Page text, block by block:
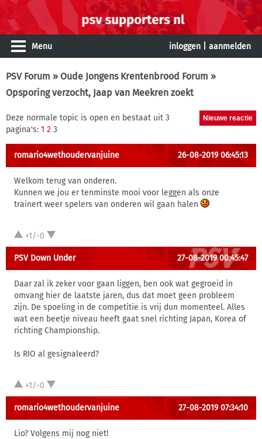
Menu inloggen aanmelden
PSV Forum » Oude Jongens Krentenbrood Forum »
Opsporing verzocht, Jaap van Meekren zoekt
Deze normale topic is open en bestaat uit 3
pagina's: 1 2 3
romario4wethoudervanjuine 26-08-2019 06:45:13
Welkom terug van onderen.
Kunnen we jou er tenminste mooi voor leggen als onze
trainert weer spelers van onderen wil gaan halen
+1/-0
PSV Down Under 27-08-2019 00:45:47
Daar zal ik zeker voor gaan liggen, ben ook wat gegroeid in
omvang hier de laatste jaren, dus dat moet geen probleem
zijn. De spoeling in de competitie is vrij dun momenteel. Alles
wat een beetje niveau heeft gaat snel richting Japan, Korea of
richting Championship.
Is RIO al gesignaleerd?
+1/-0
romario4wethoudervanjuine 27-08-2019 07:34:10
Lio? Volgens mij nog niet!